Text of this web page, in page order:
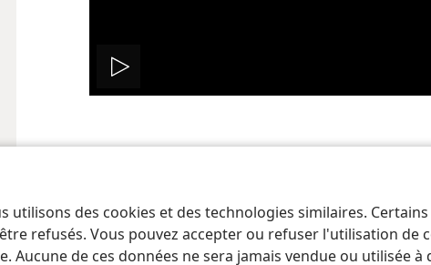
des cookies et des technologies similaires.
refusés. Vous pouvez accepter ou refuser l'utilisation de
de ces données ne sera jamais vendue ou utilisée
Lire